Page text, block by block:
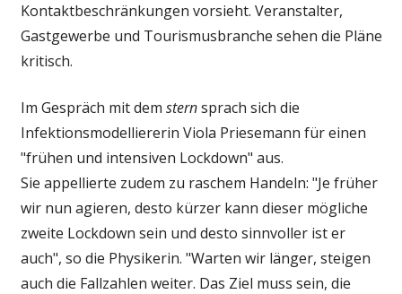
"Dann
gibt
Kontaktbeschränkungen vorsieht. Veranstalter,
Gastgewerbe und Tourismusbranche sehen die Pläne
kritisch.
Im Gespräch mit dem sternsprach sich die
Infektionsmodelliererin Viola Priesemann für einen
"frühen und intensiven Lockdown" aus.
Sie appellierte zudem zu raschem Handeln: "Je früher
wir nun agieren, desto kürzer kann dieser mögliche
zweite Lockdown sein und desto sinnvoller ist er
auch", so die Physikerin. "Warten wir länger, steigen
auch die Fallzahlen weiter. Das Ziel muss sein, die